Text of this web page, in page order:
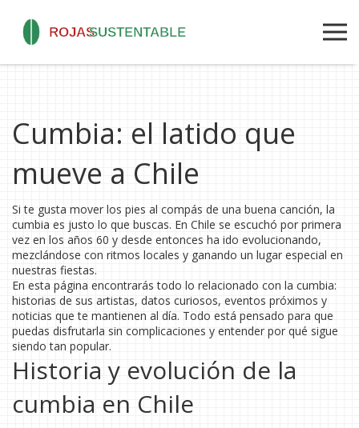
Cumbia: el latido que
mueve a Chile
Si te gusta mover los pies al compás de una buena canción, la
cumbia es justo lo que buscas. En Chile se escuchó por primera
vez en los años 60 y desde entonces ha ido evolucionando,
mezclándose con ritmos locales y ganando un lugar especial en
nuestras fiestas.
En esta página encontrarás todo lo relacionado con la cumbia:
historias de sus artistas, datos curiosos, eventos próximos y
noticias que te mantienen al día. Todo está pensado para que
puedas disfrutarla sin complicaciones y entender por qué sigue
siendo tan popular.
Historia y evolución de la
cumbia en Chile